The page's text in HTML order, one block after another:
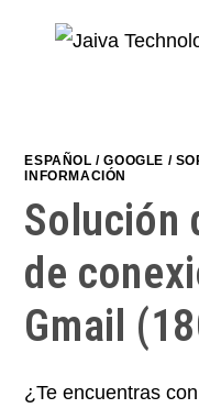
ESPAÑOL /GOOGLE /
INFORMACIÓN
Solución
de
Gmail
¿Te encuentras